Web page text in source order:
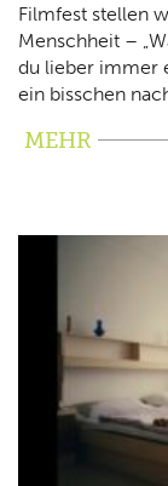
Filmfest stellen
Menschheit –
du lieber immer
ein bisschen
MEHR